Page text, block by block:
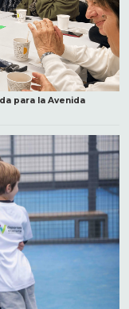
para la Avenida